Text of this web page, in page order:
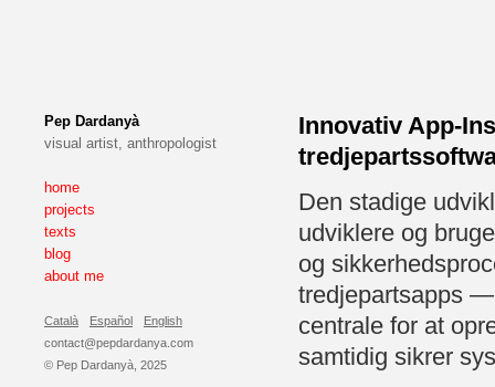
Pep Dardanyà
visual artist, anthropologist
home
projects
texts
blog
about me
Català Español
English
contact@pepdardanya.com
© Pep Dardanyà, 2025
Innovativ App-
Den stadige
udviklere og
og
tredjepartsapps
centrale for at
samtidig sikrer